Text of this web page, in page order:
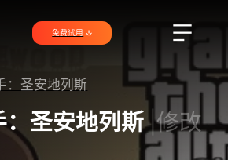
免费试用
：圣安地列斯
圣安地列斯 |修改